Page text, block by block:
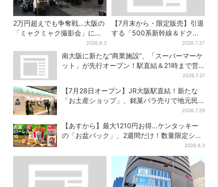
2万円超えでも争奪戦…大阪の
「ミャクミャク撮影会」に全
国からファン集結、参加者に
聞いた「それでも会いたい理
由」
2026.8.3
【7月末から・限定販売】引退
する「500系新幹線＆ドクタ
ーイエロー」×人気ドーナツ店
がコラボ、手土産の切り札に
も
2026.7.27
南大阪に新たな“商業施設”、「スーパーマーケ
ット」が先行オープン！駅直結＆21時まで営
2026.7.21
【7月28日オープン】JR大阪駅直結！新たな
「お土産ショップ」、銘菓バラ売りで地元民
2026.7.29
【あすから】最大1210円お得…ケンタッキー
の「お盆パック」、2週間だけ！数量限定シー
2026.8.3